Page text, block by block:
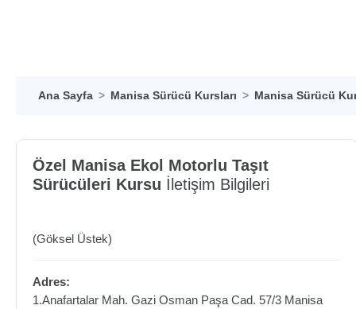
Ana Sayfa Manisa Sürücü Kursları Manisa Sürücü
Özel Manisa Ekol Motorlu Taşıt
Sürücüleri Kursu İletişim Bilgileri
(Göksel Üstek)
Adres:
1.Anafartalar Mah. Gazi Osman Paşa Cad. 57/3 Manisa